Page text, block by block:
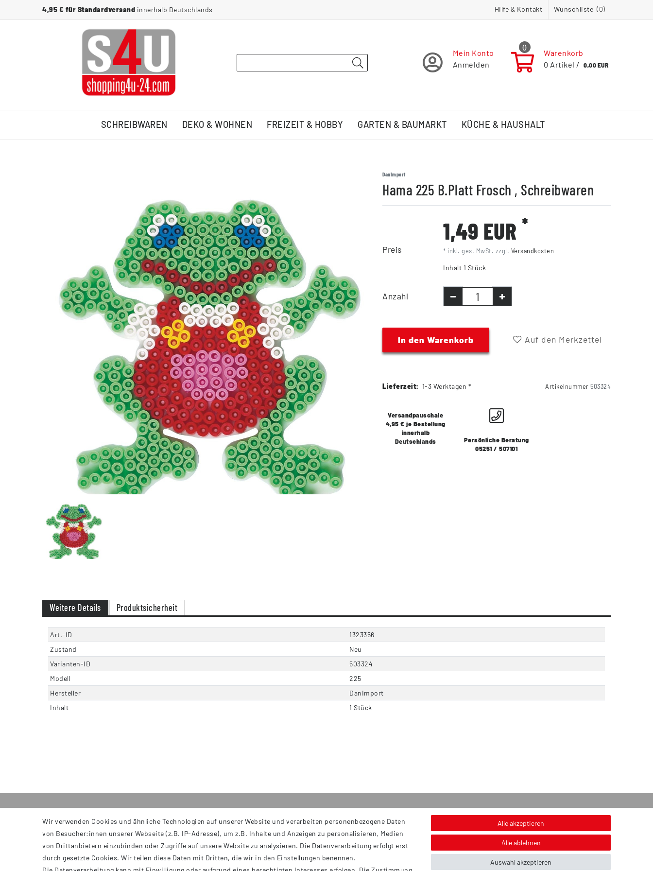
4,95 € für Standardversand innerhalb Deutschlands Hilfe & Kontakt Wunschliste (0)
Mein Konto
Anmelden
0
Warenkorb
0 Artikel / 0,00 EUR
SCHREIBWAREN DEKO & WOHNEN FREIZEIT & HOBBY GARTEN & BAUMARKT KÜCHE & HAUSHALT
DanImport
Hama 225 B.Platt Frosch , Schreibwaren
Preis
1,49 EUR *
* inkl. ges. MwSt. zzgl. Versandkosten
Inhalt 1 Stück
Anzahl
In den Warenkorb Auf den Merkzettel
Lieferzeit: 1-3 Werktagen * Artikelnummer 503324
Versandpauschale
4,95 € je Bestellung
innerhalb
Deutschlands
Persönliche Beratung
05251 / 507101
Weitere Details Produktsicherheit
Art.-ID
1323356
Zustand
Neu
Varianten-ID
503324
Modell
225
Hersteller
DanImport
Inhalt
1 Stück
INFORMATIONEN
AGB
Impressum
Service
Kontakt
Versand
Hinweis zur Entsorgung von Altbatterien & Altöl
Bildnachweis
Wir verwenden Cookies und ähnliche Technologien auf unserer Website und verarbeiten personenbezogene Daten
von Besucher:innen unserer Webseite (z.B. IP-Adresse), um z.B. Inhalte und Anzeigen zu personalisieren, Medien
von Drittanbietern einzubinden oder Zugriffe auf unsere Website zu analysieren. Die Datenverarbeitung erfolgt erst
durch gesetzte Cookies. Wir teilen diese Daten mit Dritten, die wir in den Einstellungen benennen.
Alle akzeptieren
Alle ablehnen
Auswahl akzeptieren